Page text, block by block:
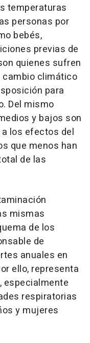
temperaturas
personas por
bebés,
previas de
quienes sufren
climático
para
Del mismo
y bajos son
los efectos del
que menos han
de las
mismas
de los
de
anuales en
ello, representa
especialmente
respiratorias
y mujeres